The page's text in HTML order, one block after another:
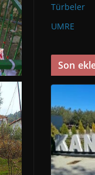
Türbeler
UMRE
Son